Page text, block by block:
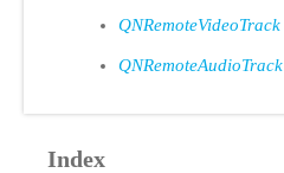
QNRemoteVideoTrack
QNRemoteAudioTrack
Index